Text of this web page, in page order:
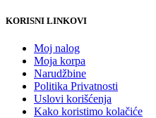
KORISNI LINKOVI
Moj nalog
Moja korpa
Narudžbine
Politika Privatnosti
Uslovi korišćenja
Kako koristimo kolačiće